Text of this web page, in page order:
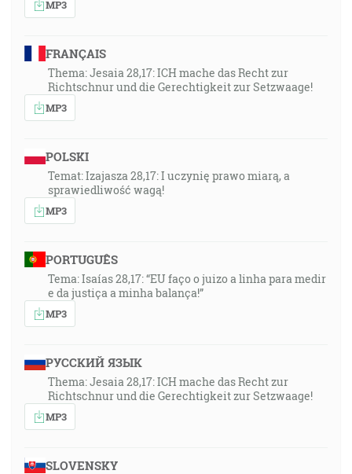
MP3
FRANÇAIS
Thema: Jesaia 28,17: ICH mache das Recht zur
Richtschnur und die Gerechtigkeit zur Setzwaage!
MP3
POLSKI
Temat: Izajasza 28,17: I uczynię prawo miarą, a
sprawiedliwość wagą!
MP3
PORTUGUÊS
Tema: Isaías 28,17: “EU faço o juizo a linha para medir
e da justiça a minha balança!”
MP3
РУССКИЙ ЯЗЫК
Thema: Jesaia 28,17: ICH mache das Recht zur
Richtschnur und die Gerechtigkeit zur Setzwaage!
MP3
SLOVENSKY